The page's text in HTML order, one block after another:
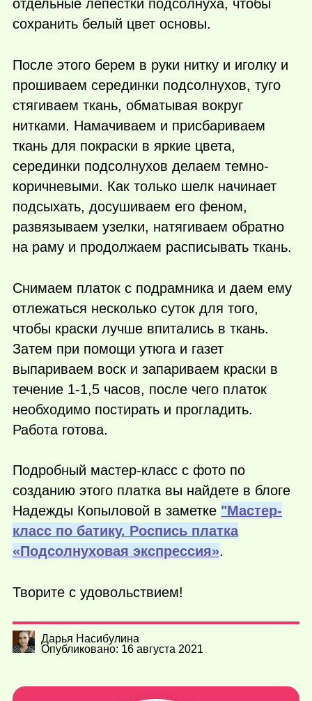
отдельные лепестки подсолнуха, чтобы
сохранить белый цвет основы.
После этого берем в руки нитку и иголку и
прошиваем серединки подсолнухов, туго
стягиваем ткань, обматывая вокруг
нитками. Намачиваем и присбариваем
ткань для покраски в яркие цвета,
серединки подсолнухов делаем темно-
коричневыми. Как только шелк начинает
подсыхать, досушиваем его феном,
развязываем узелки, натягиваем обратно
на раму и продолжаем расписывать ткань.
Снимаем платок с подрамника и даем ему
отлежаться несколько суток для того,
чтобы краски лучше впитались в ткань.
Затем при помощи утюга и газет
выпариваем воск и запариваем краски в
течение 1-1,5 часов, после чего платок
необходимо постирать и прогладить.
Работа готова.
Подробный мастер-класс с фото по
созданию этого платка вы найдете в блоге
Надежды Копыловой в заметке "Мастер-
класс по батику. Роспись платка
«Подсолнуховая экспрессия».
Творите с удовольствием!
Дарья Насибулина
Опубликовано: 16 августа 2021